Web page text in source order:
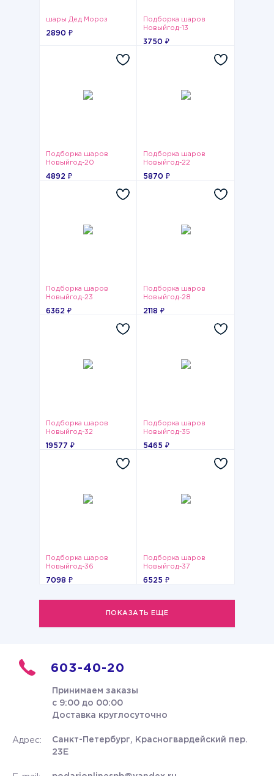
шары Дед Мороз
2890 ₽
Подборка шаров
Новыйгод-13
3750 ₽
Подборка шаров
Новыйгод-20
4892 ₽
Подборка шаров
Новыйгод-22
5870 ₽
Подборка шаров
Новыйгод-23
6362 ₽
Подборка шаров
Новыйгод-28
2118 ₽
Подборка шаров
Новыйгод-32
19577 ₽
Подборка шаров
Новыйгод-35
5465 ₽
Подборка шаров
Новыйгод-36
7098 ₽
Подборка шаров
Новыйгод-37
6525 ₽
ПОКАЗАТЬ ЕЩЕ
603-40-20
Принимаем заказы
с 9:00 до 00:00
Доставка круглосуточно
Адрес:
Санкт-Петербург, Красногвардейский пер.
23Е